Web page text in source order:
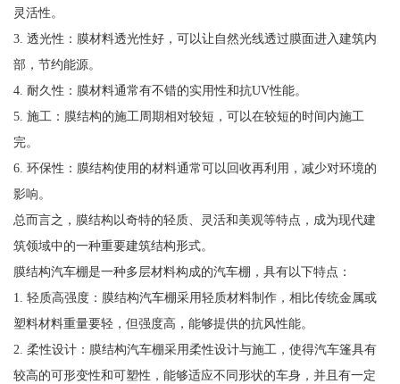
灵活性。
3. 透光性：膜材料透光性好，可以让自然光线透过膜面进入建筑内
部，节约能源。
4. 耐久性：膜材料通常有不错的实用性和抗UV性能。
5. 施工：膜结构的施工周期相对较短，可以在较短的时间内施工
完。
6. 环保性：膜结构使用的材料通常可以回收再利用，减少对环境的
影响。
总而言之，膜结构以奇特的轻质、灵活和美观等特点，成为现代建
筑领域中的一种重要建筑结构形式。
膜结构汽车棚是一种多层材料构成的汽车棚，具有以下特点：
1. 轻质高强度：膜结构汽车棚采用轻质材料制作，相比传统金属或
塑料材料重量要轻，但强度高，能够提供的抗风性能。
2. 柔性设计：膜结构汽车棚采用柔性设计与施工，使得汽车篷具有
较高的可形变性和可塑性，能够适应不同形状的车身，并且有一定